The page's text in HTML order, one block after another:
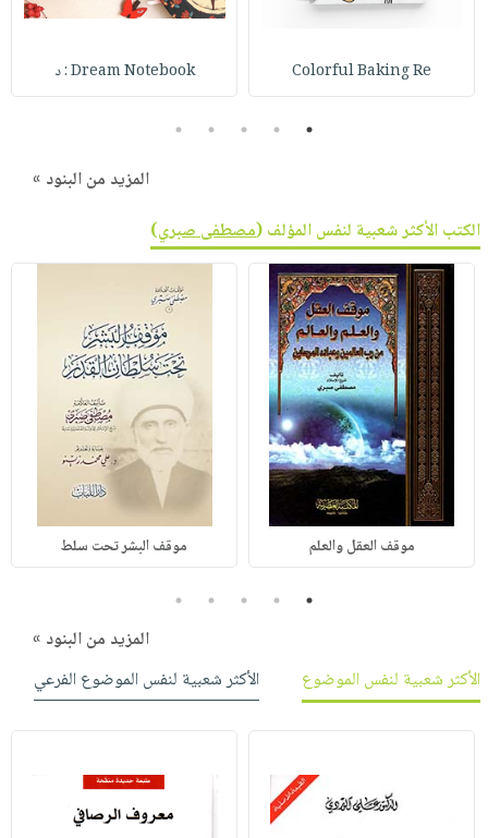
Colorful Baking Re Dream Notebook : د
1
2
3
4
5
المزيد من البنود »
الكتب الأكثر شعبية لنفس المؤلف (مصطفى صبري)
موقف العقل والعلم موقف البشر تحت سلط
1
2
3
4
5
المزيد من البنود »
الأكثر شعبية لنفس الموضوع
الأكثر شعبية لنفس الموضوع الفرعي